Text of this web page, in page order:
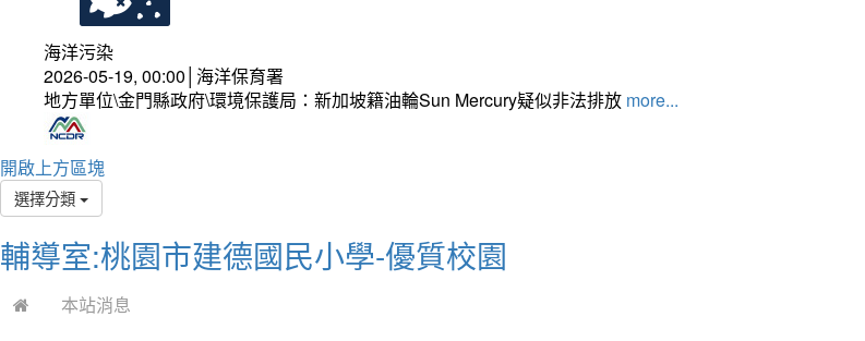
海洋污染
2026-05-19, 00:00│海洋保育署
地方單位\金門縣政府\環境保護局：新加坡籍油輪Sun Mercury疑似非法排放 more...
開啟上方區塊
選擇分類
輔導室:桃園市建德國民小學-優質校園
本站消息